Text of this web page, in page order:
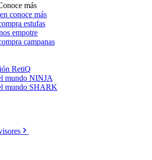
más
conoce más
estufas
empotre
campanas
RetiQ
mundo NINJA
mundo SHARK